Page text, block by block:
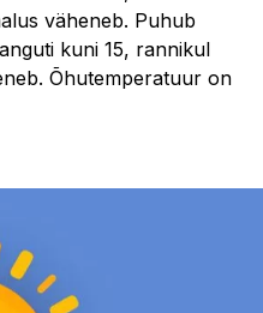
väheneb. Puhub
kuni 15, rannikul
Õhutemperatuur on